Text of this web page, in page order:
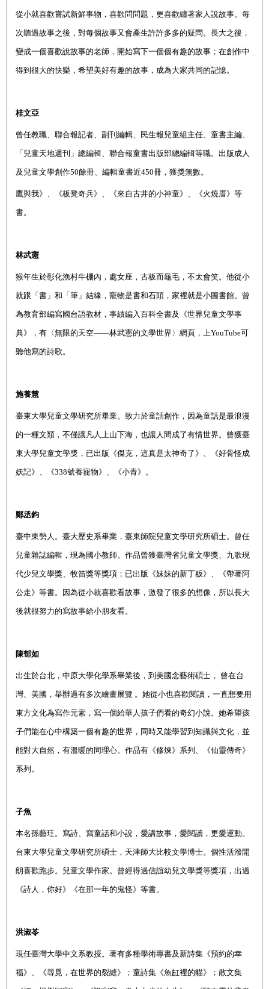
從小就喜歡嘗試新鮮事物，喜歡問問題，更喜歡纏著家人說故事。每
次聽過故事之後，對每個故事又會產生許許多多的疑問。長大之後，
變成一個喜歡說故事的老師，開始寫下一個個有趣的故事；在創作中
得到很大的快樂，希望美好有趣的故事，成為大家共同的記憶。
桂文亞
曾任教職、 聯合報記者、副刊編輯、民生報兒童組主任、童書主編、
「兒童天地週刊」總編輯、聯合報童書出版部總編輯等職。 出版成人
及兒童文學創作50餘冊、編輯童書近450冊， 獲獎無數。
鷹與我》、《板凳奇兵》、《來自古井的小神童》、《火燒厝》等
書。
林武憲
猴年生於彰化漁村牛棚內，處女座，古板而龜毛，不太會笑。他從小
就跟「書」和「筆」結緣，寵物是書和石頭，家裡就是小圖書館。曾
為教育部編寫國台語教材，事績編入百科全書及《世界兒童文學事
典》，有〈無限的天空——林武憲的文學世界〉網頁，上YouTube可
聽他寫的詩歌。
施養慧
臺東大學兒童文學研究所畢業。致力於童話創作，因為童話是最浪漫
的一種文類，不僅讓凡人上山下海，也讓人間成了有情世界。曾獲臺
東大學兒童文學獎，已出版《傑克，這真是太神奇了》、 《好骨怪成
妖記》、《338號養寵物》、《小青》。
鄭丞鈞
臺中東勢人。臺大歷史系畢業，臺東師院兒童文學研究所碩士。曾任
兒童雜誌編輯，現為國小教師。作品曾獲臺灣省兒童文學獎、九歌現
代少兒文學獎、牧笛獎等獎項；已出版《妹妹的新丁粄》、《帶著阿
公走》等書。因為從小就喜歡看故事，激發了很多的想像，所以長大
後就很努力的寫故事給小朋友看。
陳郁如
出生於台北，中原大學化學系畢業後， 到美國念藝術碩士， 曾在台
灣、美國， 舉辦過有多次繪畫展覽 。 她從小也喜歡閱讀，一直想要用
東方文化為寫作元素，寫一個給華人孩子們看的奇幻小說。 她希望孩
子們能在心中構築一個有趣的世界，同時又能學習到知識與文化，並
能對大自然，有溫暖的同理心。 作品有《修煉》系列 《仙靈傳奇》
系列。
子魚
本名孫藝玨。寫詩、寫童話和小說，愛講故事，愛閱讀，更愛運動。
台東大學兒童文學研究所碩士，天津師大比較文學博士。個性活潑開
朗喜歡跑步。兒童文學作家。曾經得過信誼幼兒文學獎等獎項， 出過
《詩人，你好》《在那一年的鬼怪》等書。
洪淑苓
現任臺灣大學中文系教授。著有多種學術專書及新詩集《預約的幸
福》、《尋覓，在世界的裂縫》；童詩集《魚缸裡的貓》；散文集